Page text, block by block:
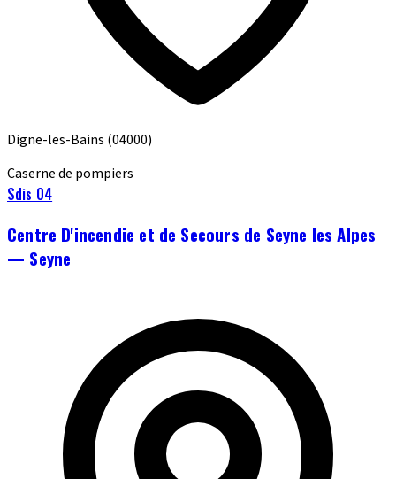
Digne-les-Bains (04000)
Caserne de pompiers
Sdis 04
Centre D'incendie et de Secours de Seyne les Alpes
— Seyne